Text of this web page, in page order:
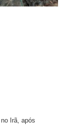
Irã, após